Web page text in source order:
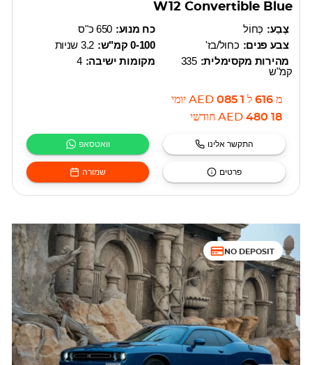
W12 Convertible Blue
כח מנוע: 650 כ"ס
0-100 קמ"ש:
3.2 שניות
מקומות ישיבה: 4
צֶבַע: כְּחוֹל
צבע פנים: כחול/בז'
מהירות מקסימלית: 335
קמ"ש
מ 616 ל 1 085
AED יומי
18 480
AED חודשי
וואטסאפ התקשר אלינו
שמורה פרטים
NO DEPOSIT